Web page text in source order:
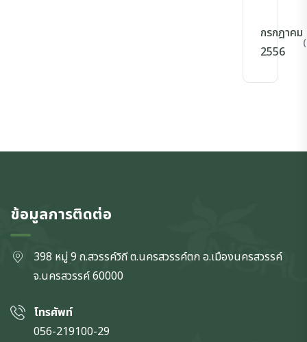
กรกฎาคม
2556
ข้อมูลการติดต่อ
398 หมู่ 9 ถ.สวรรค์วิถี ต.นครสวรรค์ตก อ.เมืองนครสวรรค์
จ.นครสวรรค์60000
โทรศัพท์
056-219100-29